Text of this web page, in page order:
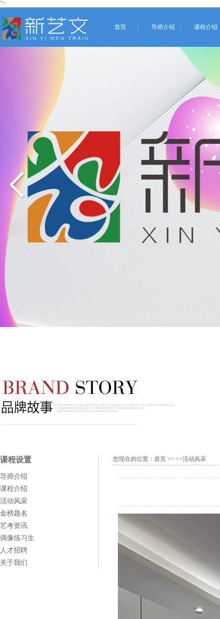
">
首页 导师介绍 课程介绍
课程设置
导师介绍
课程介绍
活动风采
金榜题名
艺考资讯
偶像练习生
人才招聘
关于我们
您现在的位置： 首页 >> >>活动风采